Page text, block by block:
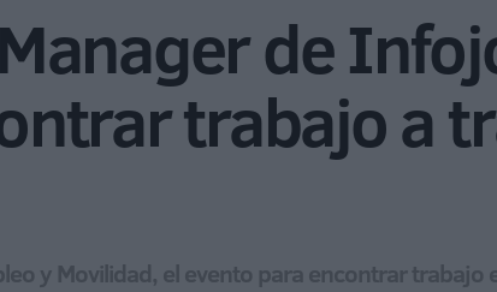
de
trabajo a
y Movilidad, el evento para encontrar